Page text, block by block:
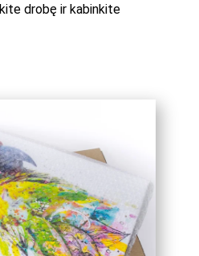
drobę ir kabinkite